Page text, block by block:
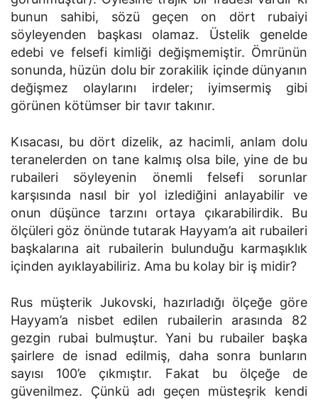
bunun sahibi, sözü geçen on dört rubaiyi
söyleyenden başkası olamaz. Üstelik genelde
edebi ve felsefi kimliği değişmemiştir. Ömrünün
sonunda, hüzün dolu bir zorakilik içinde dünyanın
değişmez olaylarını irdeler; iyimsermiş gibi
görünen kötümser bir tavır takınır.
Kısacası, bu dört dizelik, az hacimli, anlam dolu
teranelerden on tane kalmış olsa bile, yine de bu
rubaileri söyleyenin önemli felsefi sorunlar
karşısında nasıl bir yol izlediğini anlayabilir ve
onun düşünce tarzını ortaya çıkarabilirdik. Bu
ölçüleri göz önünde tutarak Hayyam’a ait rubaileri
başkalarına ait rubailerin bulunduğu karmaşıklık
içinden ayıklayabiliriz. Ama bu kolay bir iş midir?
Rus müşterik Jukovski, hazırladığı ölçeğe göre
Hayyam’a nisbet edilen rubailerin arasında 82
gezgin rubai bulmuştur. Yani bu rubailer başka
şairlere de isnad edilmiş, daha sonra bunların
sayısı 100’e çıkmıştır. Fakat bu ölçeğe de
güvenilmez. Çünkü adı geçen müsteşrik kendi